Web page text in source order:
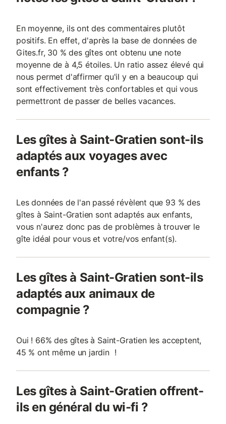
En moyenne, ils ont des commentaires plutôt
positifs. En effet, d'après la base de données de
Gites.fr, 30 % des gîtes ont obtenu une note
moyenne de à 4,5 étoiles. Un ratio assez élevé qui
nous permet d'affirmer qu'il y en a beaucoup qui
sont effectivement très confortables et qui vous
permettront de passer de belles vacances.
Les gîtes à Saint-Gratien sont-ils
adaptés aux voyages avec
enfants ?
Les données de l'an passé révèlent que 93 % des
gîtes à Saint-Gratien sont adaptés aux enfants,
vous n'aurez donc pas de problèmes à trouver le
gîte idéal pour vous et votre/vos enfant(s).
Les gîtes à Saint-Gratien sont-ils
adaptés aux animaux de
compagnie ?
Oui ! 66% des gîtes à Saint-Gratien les acceptent,
45 % ont même un jardin !
Les gîtes à Saint-Gratien offrent-
ils en général du wi-fi ?